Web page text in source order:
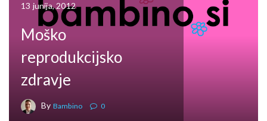
13 junija, 2012
Moško
reprodukcijsko
zdravje
By Bambino 0